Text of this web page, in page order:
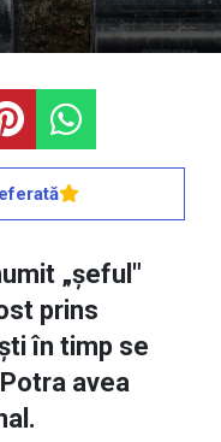
„şeful"
prins
în timp se
avea